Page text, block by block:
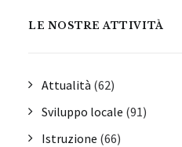
LE NOSTRE ATTIVITÀ
Attualità (62)
Sviluppo locale (91)
Istruzione (66)